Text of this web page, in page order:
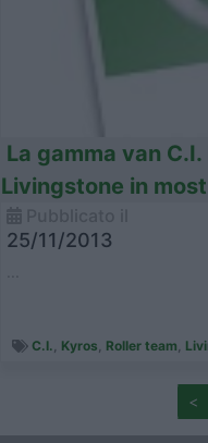
La gamma van
Livingstone in
25/11/2013
C.I., Kyros, Roller team,
<